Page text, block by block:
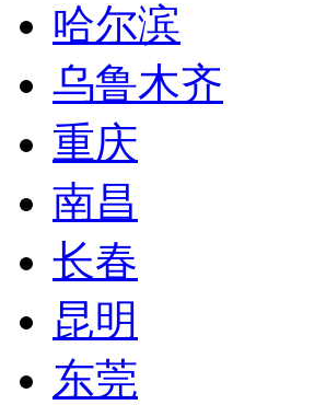
哈尔滨
乌鲁木齐
重庆
南昌
长春
昆明
东莞